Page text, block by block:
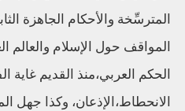
المترسِّخة والأحكام الجاهزة
المواقف حول الإسلام والعالم
الحكم العربي،منذ القديم غاية
الانحطاط،الإذعان، وكذا جهل